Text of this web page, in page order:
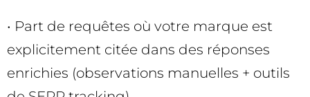
• Part de requêtes où votre marque est
explicitement citée dans des réponses
enrichies (observations manuelles + outils